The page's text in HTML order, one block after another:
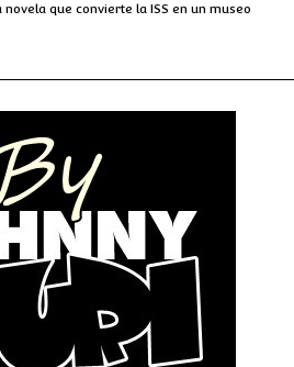
la novela que convierte la ISS en un museo